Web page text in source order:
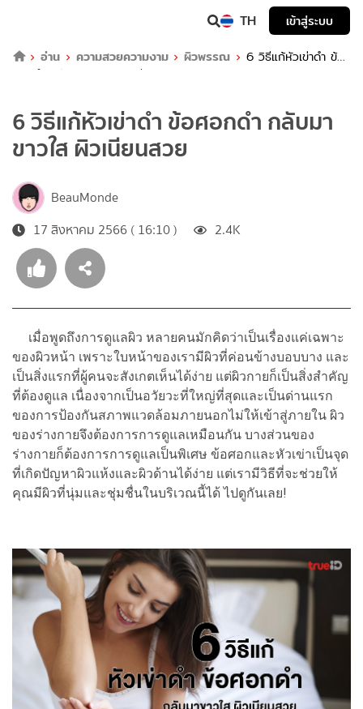
TH
เข้าสู่ระบบ
อ่าน
ความสวยความงาม ผิวพรรณ
6 วิธีแก้หัวเข่าดํา ข้อ
ศอกดํา กลับมาขาวใส ผิวเนียนสวย
6 วิธีแก้หัวเข่าดํา ข้อศอกดํา กลับมา
ขาวใส ผิวเนียนสวย
BeauMonde
17 สิงหาคม 2566 ( 16:10 )
2.4K
เมื่อพูดถึงการดูแลผิว หลายคนมักคิดว่าเป็นเรื่องแค่เฉพาะ
ของผิวหน้า เพราะใบหน้าของเรามีผิวที่ค่อนข้างบอบบาง และ
เป็นสิ่งแรกที่ผู้คนจะสังเกตเห็นได้ง่าย แต่ผิวกายก็เป็นสิ่งสำคัญ
ที่ต้องดูแล เนื่องจากเป็นอวัยวะที่ใหญ่ที่สุดและเป็นด่านแรก
ของการป้องกันสภาพแวดล้อมภายนอกไม่ให้เข้าสู่ภายใน ผิว
ของร่างกายจึงต้องการการดูแลเหมือนกัน บางส่วนของ
ร่างกายก็ต้องการการดูแลเป็นพิเศษ ข้อศอกและหัวเข่าเป็นจุด
ที่เกิดปัญหาผิวแห้งและผิวด้านได้ง่าย แต่เรามีวิธีที่จะช่วยให้
คุณมีผิวที่นุ่มและชุ่มชื่นในบริเวณนี้ได้ ไปดูกันเลย!